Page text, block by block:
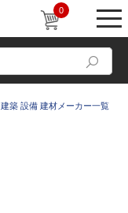
0
建築 設備 建材メーカー一覧